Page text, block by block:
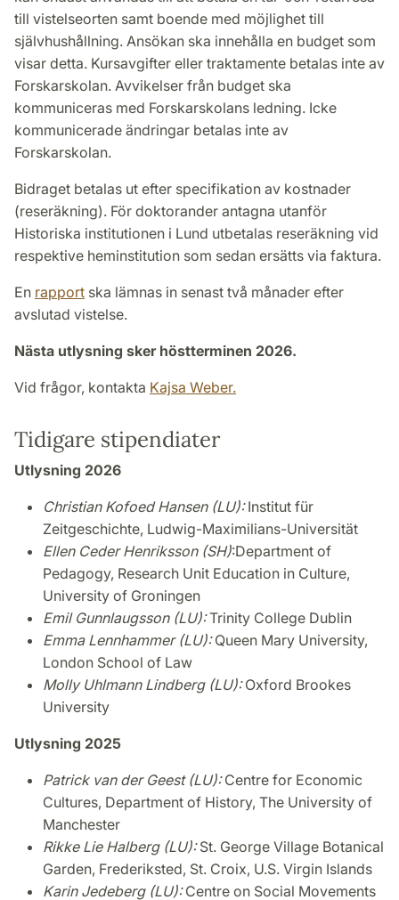
till vistelseorten samt boende med möjlighet till
självhushållning. Ansökan ska innehålla en budget som
visar detta. Kursavgifter eller traktamente betalas inte av
Forskarskolan. Avvikelser från budget ska
kommuniceras med Forskarskolans ledning. Icke
kommunicerade ändringar betalas inte av
Forskarskolan.
Bidraget betalas ut efter specifikation av kostnader
(reseräkning). För doktorander antagna utanför
Historiska institutionen i Lund utbetalas reseräkning vid
respektive heminstitution som sedan ersätts via faktura.
En rapport ska lämnas in senast två månader efter
avslutad vistelse.
Nästa utlysning sker höstterminen 2026.
Vid frågor, kontakta Kajsa Weber.
Tidigare stipendiater
Utlysning 2026
Christian Kofoed Hansen (LU):Institut für
Zeitgeschichte, Ludwig-Maximilians-Universität
Ellen Ceder Henriksson (SH):Department of
Pedagogy, Research Unit Education in Culture,
University of Groningen
Emil Gunnlaugsson (LU):Trinity College Dublin
Emma Lennhammer (LU):Queen Mary University,
London School of Law
Molly Uhlmann Lindberg (LU):Oxford Brookes
University
Utlysning 2025
Patrick van der Geest (LU):Centre for Economic
Cultures, Department of History, The University of
Manchester
Rikke Lie Halberg (LU):St. George Village Botanical
Garden, Frederiksted, St. Croix, U.S. Virgin Islands
Karin Jedeberg (LU):Centre on Social Movements